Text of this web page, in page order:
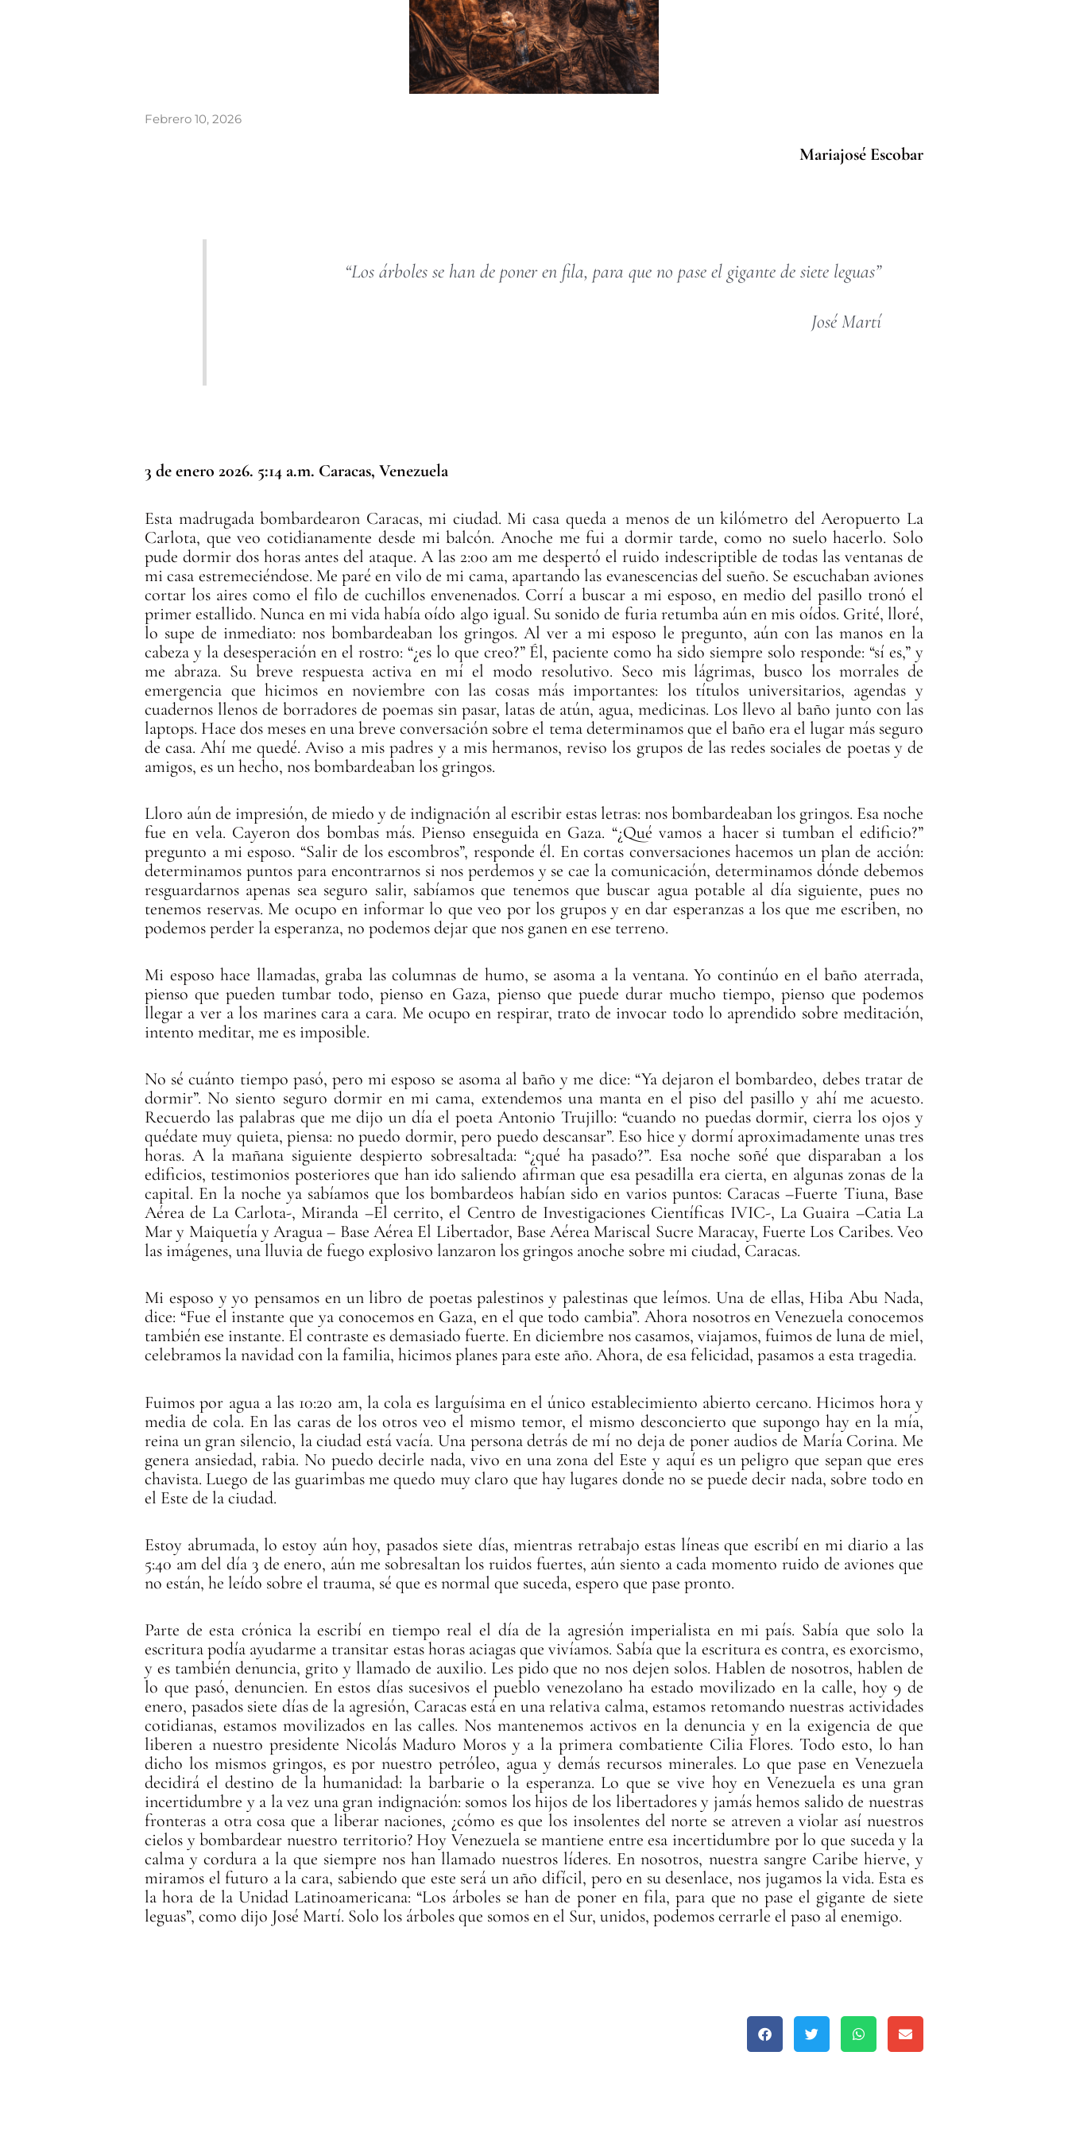
Febrero 10, 2026
Mariajosé Escobar
“Los árboles se han de poner en fila, para que no pase el gigante de siete leguas”
José Martí
3 de enero 2026. 5:14 a.m. Caracas, Venezuela
Esta madrugada bombardearon Caracas, mi ciudad. Mi casa queda a menos de un kilómetro del Aeropuerto La
Carlota, que veo cotidianamente desde mi balcón. Anoche me fui a dormir tarde, como no suelo hacerlo. Solo
pude dormir dos horas antes del ataque. A las 2:00 am me despertó el ruido indescriptible de todas las ventanas de
mi casa estremeciéndose. Me paré en vilo de mi cama, apartando las evanescencias del sueño. Se escuchaban aviones
cortar los aires como el filo de cuchillos envenenados. Corrí a buscar a mi esposo, en medio del pasillo tronó el
primer estallido. Nunca en mi vida había oído algo igual. Su sonido de furia retumba aún en mis oídos. Grité, lloré,
lo supe de inmediato: nos bombardeaban los gringos. Al ver a mi esposo le pregunto, aún con las manos en la
cabeza y la desesperación en el rostro: “¿es lo que creo?” Él, paciente como ha sido siempre solo responde: “sí es,” y
me abraza. Su breve respuesta activa en mí el modo resolutivo. Seco mis lágrimas, busco los morrales de
emergencia que hicimos en noviembre con las cosas más importantes: los títulos universitarios, agendas y
cuadernos llenos de borradores de poemas sin pasar, latas de atún, agua, medicinas. Los llevo al baño junto con las
laptops. Hace dos meses en una breve conversación sobre el tema determinamos que el baño era el lugar más seguro
de casa. Ahí me quedé. Aviso a mis padres y a mis hermanos, reviso los grupos de las redes sociales de poetas y de
amigos, es un hecho, nos bombardeaban los gringos.
Lloro aún de impresión, de miedo y de indignación al escribir estas letras: nos bombardeaban los gringos. Esa noche
fue en vela. Cayeron dos bombas más. Pienso enseguida en Gaza. “¿Qué vamos a hacer si tumban el edificio?”
pregunto a mi esposo. “Salir de los escombros”, responde él. En cortas conversaciones hacemos un plan de acción:
determinamos puntos para encontrarnos si nos perdemos y se cae la comunicación, determinamos dónde debemos
resguardarnos apenas sea seguro salir, sabíamos que tenemos que buscar agua potable al día siguiente, pues no
tenemos reservas. Me ocupo en informar lo que veo por los grupos y en dar esperanzas a los que me escriben, no
podemos perder la esperanza, no podemos dejar que nos ganen en ese terreno.
Mi esposo hace llamadas, graba las columnas de humo, se asoma a la ventana. Yo continúo en el baño aterrada,
pienso que pueden tumbar todo, pienso en Gaza, pienso que puede durar mucho tiempo, pienso que podemos
llegar a ver a los marines cara a cara. Me ocupo en respirar, trato de invocar todo lo aprendido sobre meditación,
intento meditar, me es imposible.
No sé cuánto tiempo pasó, pero mi esposo se asoma al baño y me dice: “Ya dejaron el bombardeo, debes tratar de
dormir”. No siento seguro dormir en mi cama, extendemos una manta en el piso del pasillo y ahí me acuesto.
Recuerdo las palabras que me dijo un día el poeta Antonio Trujillo: “cuando no puedas dormir, cierra los ojos y
quédate muy quieta, piensa: no puedo dormir, pero puedo descansar”. Eso hice y dormí aproximadamente unas tres
horas. A la mañana siguiente despierto sobresaltada: “¿qué ha pasado?”. Esa noche soñé que disparaban a los
edificios, testimonios posteriores que han ido saliendo afirman que esa pesadilla era cierta, en algunas zonas de la
capital. En la noche ya sabíamos que los bombardeos habían sido en varios puntos: Caracas –Fuerte Tiuna, Base
Aérea de La Carlota-, Miranda –El cerrito, el Centro de Investigaciones Científicas IVIC-, La Guaira –Catia La
Mar y Maiquetía y Aragua – Base Aérea El Libertador, Base Aérea Mariscal Sucre Maracay, Fuerte Los Caribes. Veo
las imágenes, una lluvia de fuego explosivo lanzaron los gringos anoche sobre mi ciudad, Caracas.
Mi esposo y yo pensamos en un libro de poetas palestinos y palestinas que leímos. Una de ellas, Hiba Abu Nada,
dice: “Fue el instante que ya conocemos en Gaza, en el que todo cambia”. Ahora nosotros en Venezuela conocemos
también ese instante. El contraste es demasiado fuerte. En diciembre nos casamos, viajamos, fuimos de luna de miel,
celebramos la navidad con la familia, hicimos planes para este año. Ahora, de esa felicidad, pasamos a esta tragedia.
Fuimos por agua a las 10:20 am, la cola es larguísima en el único establecimiento abierto cercano. Hicimos hora y
media de cola. En las caras de los otros veo el mismo temor, el mismo desconcierto que supongo hay en la mía,
reina un gran silencio, la ciudad está vacía. Una persona detrás de mí no deja de poner audios de María Corina. Me
genera ansiedad, rabia. No puedo decirle nada, vivo en una zona del Este y aquí es un peligro que sepan que eres
chavista. Luego de las guarimbas me quedo muy claro que hay lugares donde no se puede decir nada, sobre todo en
el Este de la ciudad.
Estoy abrumada, lo estoy aún hoy, pasados siete días, mientras retrabajo estas líneas que escribí en mi diario a las
5:40 am del día 3 de enero, aún me sobresaltan los ruidos fuertes, aún siento a cada momento ruido de aviones que
no están, he leído sobre el trauma, sé que es normal que suceda, espero que pase pronto.
Parte de esta crónica la escribí en tiempo real el día de la agresión imperialista en mi país. Sabía que solo la
escritura podía ayudarme a transitar estas horas aciagas que vivíamos. Sabía que la escritura es contra, es exorcismo,
y es también denuncia, grito y llamado de auxilio. Les pido que no nos dejen solos. Hablen de nosotros, hablen de
lo que pasó, denuncien. En estos días sucesivos el pueblo venezolano ha estado movilizado en la calle, hoy 9 de
enero, pasados siete días de la agresión, Caracas está en una relativa calma, estamos retomando nuestras actividades
cotidianas, estamos movilizados en las calles. Nos mantenemos activos en la denuncia y en la exigencia de que
liberen a nuestro presidente Nicolás Maduro Moros y a la primera combatiente Cilia Flores. Todo esto, lo han
dicho los mismos gringos, es por nuestro petróleo, agua y demás recursos minerales. Lo que pase en Venezuela
decidirá el destino de la humanidad: la barbarie o la esperanza. Lo que se vive hoy en Venezuela es una gran
incertidumbre y a la vez una gran indignación: somos los hijos de los libertadores y jamás hemos salido de nuestras
fronteras a otra cosa que a liberar naciones, ¿cómo es que los insolentes del norte se atreven a violar así nuestros
cielos y bombardear nuestro territorio? Hoy Venezuela se mantiene entre esa incertidumbre por lo que suceda y la
calma y cordura a la que siempre nos han llamado nuestros líderes. En nosotros, nuestra sangre Caribe hierve, y
miramos el futuro a la cara, sabiendo que este será un año difícil, pero en su desenlace, nos jugamos la vida. Esta es
la hora de la Unidad Latinoamericana: “Los árboles se han de poner en fila, para que no pase el gigante de siete
leguas”, como dijo José Martí. Solo los árboles que somos en el Sur, unidos, podemos cerrarle el paso al enemigo.